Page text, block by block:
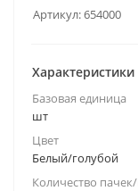
Артикул:654000
Характеристики
Базовая единица
шт
Цвет
Белый/голубой
Количество